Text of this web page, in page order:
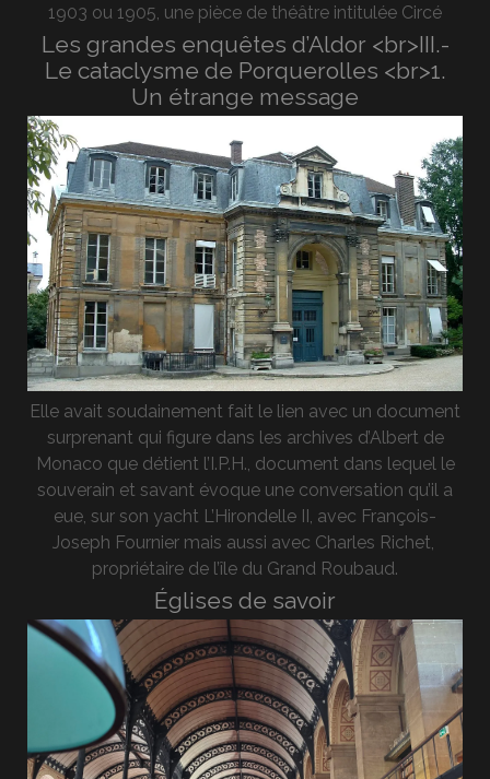
1903 ou 1905, une pièce de théâtre intitulée Circé
Les grandes enquêtes d’Aldor <br>III.-
Le cataclysme de Porquerolles <br>1.
Un étrange message
Elle avait soudainement fait le lien avec un document
surprenant qui figure dans les archives d’Albert de
Monaco que détient l’I.P.H., document dans lequel le
souverain et savant évoque une conversation qu’il a
eue, sur son yacht L’Hirondelle II, avec François-
Joseph Fournier mais aussi avec Charles Richet,
propriétaire de l’île du Grand Roubaud.
Églises de savoir